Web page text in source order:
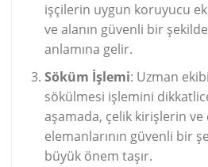
işçilerin uygun koruyucu
ve alanın güvenli bir
anlamına gelir.
Söküm İşlemi: Uzman
sökülmesi işlemini
aşamada, çelik kirişlerin ve
elemanlarının güvenli bir
büyük önem taşır.